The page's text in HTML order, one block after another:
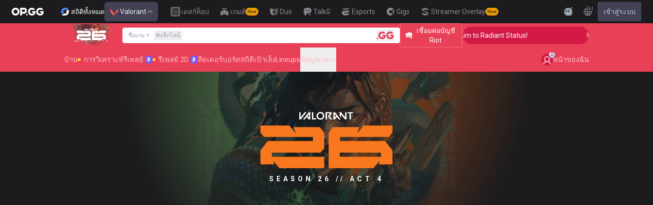
สถิติทั้งหมด Valorant เดสก์ท็อป เกมส์ New Duo TalkG Esports Gigs Streamer Overlay New
TH เข้าสู่ระบบ
SEASON 26 : ACT 4
ชื่อเกม + #แท็กไลน์
เชื่อมต่อบัญชี
Riot
🎯 Level Up Your Aim to Radiant Status! 🎯 Level Up Your Aim
บ้าน การวิเคราะห์รีเพลย์ β รีเพลย์ 2D β ลีดเดอร์บอร์ดสถิติเป้าเล็งLineupsข้อมูลเกม หน้าของฉัน
SEASON 26 // ACT 4